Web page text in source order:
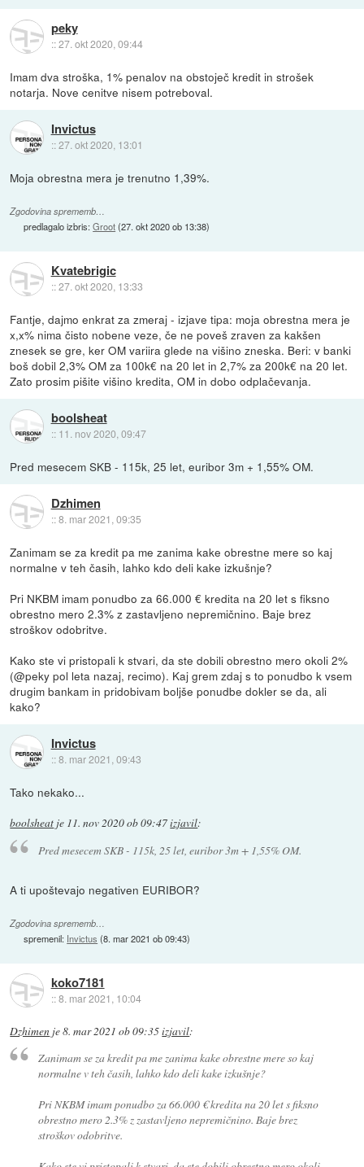
peky
::27. okt 2020, 09:44
Imam dva stroška, 1% penalov na obstoječ kredit in strošek
notarja. Nove cenitve nisem potreboval.
Invictus
::27. okt 2020, 13:01
Moja obrestna mera je trenutno 1,39%.
Zgodovina sprememb…
predlagalo izbris:Groot(27. okt 2020 ob 13:38)
Kvatebrigic
::27. okt 2020, 13:33
Fantje, dajmo enkrat za zmeraj - izjave tipa: moja obrestna mera je
x,x% nima čisto nobene veze, če ne poveš zraven za kakšen
znesek se gre, ker OM variira glede na višino zneska. Beri: v banki
boš dobil 2,3% OM za 100k€ na 20 let in 2,7% za 200k€ na 20 let.
Zato prosim pišite višino kredita, OM in dobo odplačevanja.
boolsheat
:: 11. nov 2020, 09:47
Pred mesecem SKB - 115k, 25 let, euribor 3m + 1,55% OM.
Dzhimen
::8. mar 2021, 09:35
Zanimam se za kredit pa me zanima kake obrestne mere so kaj
normalne v teh časih, lahko kdo deli kake izkušnje?
Pri NKBM imam ponudbo za 66.000 € kredita na 20 let s fiksno
obrestno mero 2.3% z zastavljeno nepremičnino. Baje brez
stroškov odobritve.
Kako ste vi pristopali k stvari, da ste dobili obrestno mero okoli 2%
(@peky pol leta nazaj, recimo). Kaj grem zdaj s to ponudbo k vsem
drugim bankam in pridobivam boljše ponudbe dokler se da, ali
kako?
Invictus
::8. mar 2021, 09:43
Tako nekako...
boolsheat je 11. nov 2020 ob 09:47izjavil:
Pred mesecem SKB - 115k, 25 let, euribor 3m + 1,55% OM.
A ti upoštevajo negativen EURIBOR?
Zgodovina sprememb…
spremenil: Invictus (8. mar 2021 ob 09:43)
koko7181
::8. mar 2021, 10:04
Dzhimen je8. mar 2021 ob 09:35izjavil:
Zanimam se za kredit pa me zanima kake obrestne mere so kaj
normalne v teh časih, lahko kdo deli kake izkušnje?
Pri NKBM imam ponudbo za 66.000 € kredita na 20 let s fiksno
obrestno mero 2.3% z zastavljeno nepremičnino. Baje brez
stroškov odobritve.